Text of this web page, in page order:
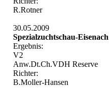
R.Rotner
30.05.2009
Spezialzuchtschau-Eisenach
Ergebnis:
V2
Anw.Dt.Ch.VDH Reserve
Richter:
B.Moller-Hansen